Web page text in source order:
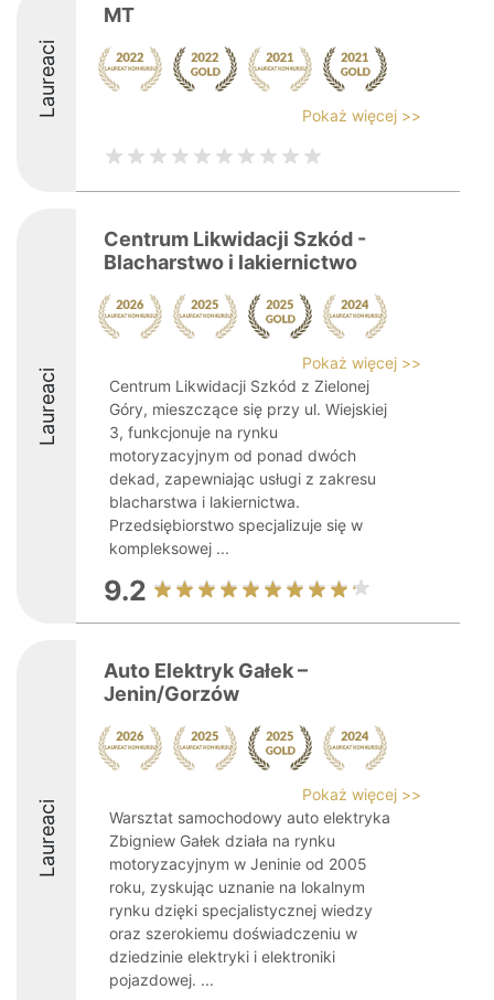
Laureaci
MT
Pokaż więcej >>
Laureaci
Centrum Likwidacji Szkód -
Blacharstwo i lakiernictwo
Pokaż więcej >>
Centrum Likwidacji Szkód z Zielonej
Góry, mieszczące się przy ul. Wiejskiej
3, funkcjonuje na rynku
motoryzacyjnym od ponad dwóch
dekad, zapewniając usługi z zakresu
blacharstwa i lakiernictwa.
Przedsiębiorstwo specjalizuje się w
kompleksowej ...
9.2
Laureaci
Auto Elektryk Gałek –
Jenin/Gorzów
Pokaż więcej >>
Warsztat samochodowy auto elektryka
Zbigniew Gałek działa na rynku
motoryzacyjnym w Jeninie od 2005
roku, zyskując uznanie na lokalnym
rynku dzięki specjalistycznej wiedzy
oraz szerokiemu doświadczeniu w
dziedzinie elektryki i elektroniki
pojazdowej. ...